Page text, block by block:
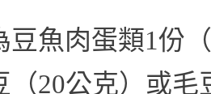
豆魚肉蛋類1份
（20公克）或